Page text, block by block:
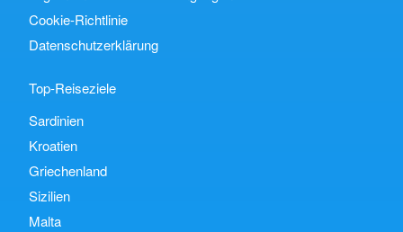
Cookie-Richtlinie
Datenschutzerklärung
Top-Reiseziele
Sardinien
Kroatien
Griechenland
Sizilien
Malta